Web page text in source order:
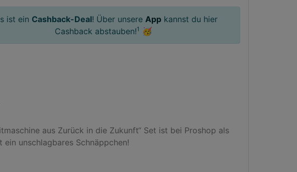
ist ein Cashback-Deal! Über unsere App kannst du hier
Cashback abstauben!1 🥳
aus Zurück in die Zukunft“ Set ist bei Proshop als
unschlagbares Schnäppchen!